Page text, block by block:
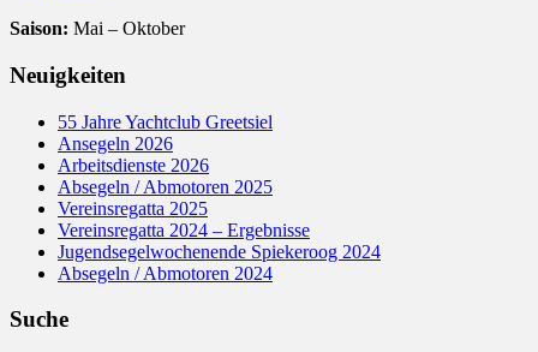
Saison: Mai – Oktober
Neuigkeiten
55 Jahre Yachtclub Greetsiel
Ansegeln 2026
Arbeitsdienste 2026
Absegeln / Abmotoren 2025
Vereinsregatta 2025
Vereinsregatta 2024 – Ergebnisse
Jugendsegelwochenende Spiekeroog 2024
Absegeln / Abmotoren 2024
Suche